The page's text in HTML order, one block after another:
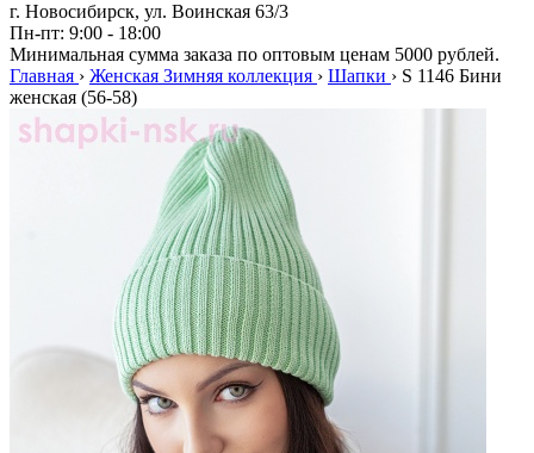
г. Новосибирск, ул. Воинская 63/3
Пн-пт: 9:00 - 18:00
Минимальная сумма заказа по оптовым ценам 5000 рублей.
Главная › Женская Зимняя коллекция › Шапки › S 1146 Бини
женская (56-58)